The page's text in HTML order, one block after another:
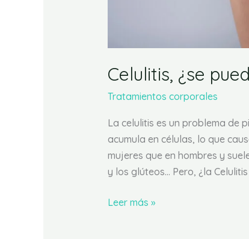
Celulitis, ¿se
Tratamientos corporales
La celulitis es un problema de
acumula en células, lo que
mujeres que en hombres y
y los glúteos… Pero, ¿la
Leer más »